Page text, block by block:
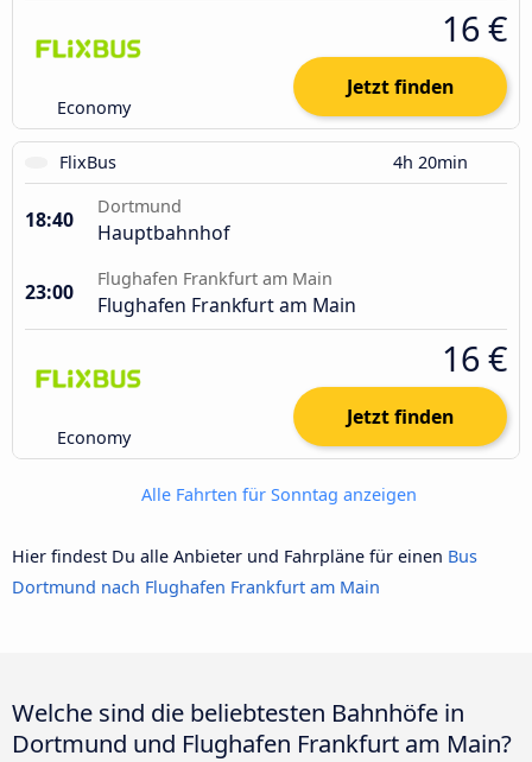
Economy
16 €
Jetzt finden
FlixBus 4h 20min
18:40
Dortmund
Hauptbahnhof
23:00
Flughafen Frankfurt am Main
Flughafen Frankfurt am Main
Economy
16 €
Jetzt finden
Alle Fahrten für Sonntag anzeigen
Hier findest Du alle Anbieter und Fahrpläne für einen Bus
Dortmund nach Flughafen Frankfurt am Main
Welche sind die beliebtesten Bahnhöfe in
Dortmund und Flughafen Frankfurt am Main?